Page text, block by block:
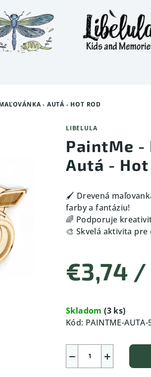
- AUTÁ - HOT ROD
LIBELULA
PaintMe -
Autá - Hot
🖌️ Drevená
farby a fantáziu!
🌈 Podporuje
🎨 Skvelá aktivita
€3,74 /
cena:
Skladom(3 ks)
Kód: PAINTME-AUTA-
+
−